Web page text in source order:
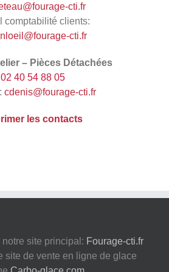
cti.fr
comptabilité clients:
cti.fr
– Pièces Détachées
02 40 54 88 05
cdenis@fourage-cti.fr
les contacts
site principal: Fourage-cti.fr
site de vente en ligne de glace